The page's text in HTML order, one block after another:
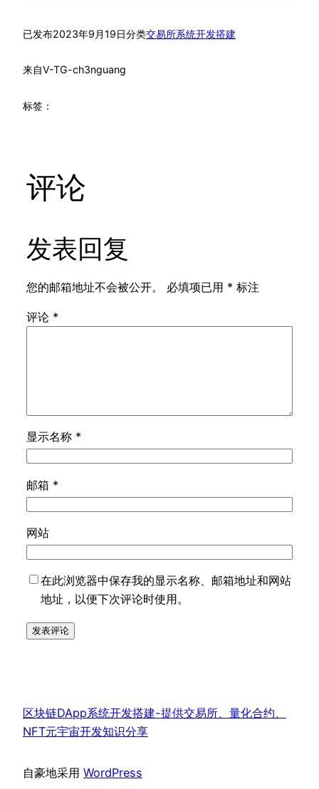
已发布2023年9月19日分类交易所系统开发搭建
来自V-TG-ch3nguang
标签：
评论
发表回复
您的邮箱地址不会被公开。 必填项已用 * 标注
评论 *
显示名称 *
邮箱 *
网站
在此浏览器中保存我的显示名称、邮箱地址和网站
地址，以便下次评论时使用。
区块链DApp系统开发搭建-提供交易所、量化合约、
NFT元宇宙开发知识分享
自豪地采用 WordPress